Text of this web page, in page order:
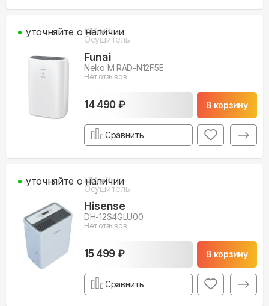
#17м3
Осушитель
Funai
Neko M RAD-N12F5E
Нет отзывов
14 490 ₽ В корзину
уточняйте о наличии
Сравнить
#17м3
Осушитель
Hisense
DH-12S4GLU00
Нет отзывов
15 499 ₽ В корзину
уточняйте о наличии
Сравнить